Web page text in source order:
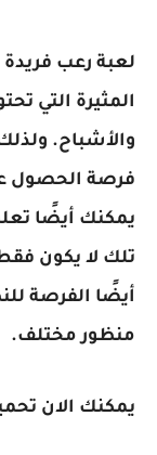
لعبة رعب
المثيرة التي
والأشباح.
فرصة الحصول
يمكنك أيضًا
تلك لا يكون
أيضًا الفرصة
منظور مختلف.
يمكنك الان